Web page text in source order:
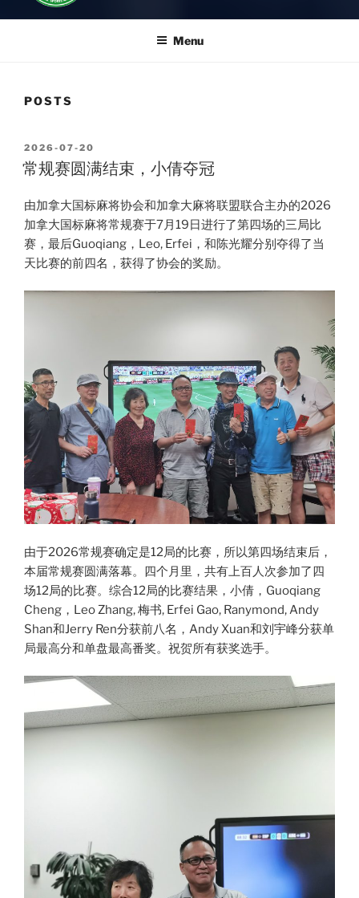
Menu
POSTS
POSTED
ON
2026-07-20
常规赛圆满结束，小倩夺冠
由加拿大国标麻将协会和加拿大麻将联盟联合主办的2026
加拿大国标麻将常规赛于7月19日进行了第四场的三局比
赛，最后Guoqiang，Leo, Erfei，和陈光耀分别夺得了当
天比赛的前四名，获得了协会的奖励。
由于2026常规赛确定是12局的比赛，所以第四场结束后，
本届常规赛圆满落幕。四个月里，共有上百人次参加了四
场12局的比赛。综合12局的比赛结果，小倩，Guoqiang
Cheng，Leo Zhang, 梅书, Erfei Gao, Ranymond, Andy
Shan和Jerry Ren分获前八名，Andy Xuan和刘宇峰分获单
局最高分和单盘最高番奖。祝贺所有获奖选手。